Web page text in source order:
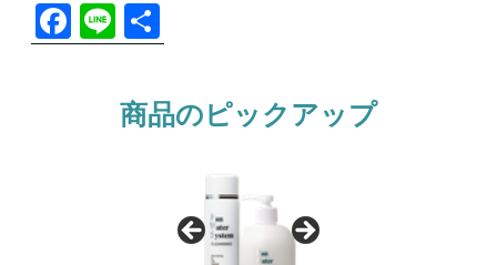
F
a
Li
n
e
有
商品のピックアップ